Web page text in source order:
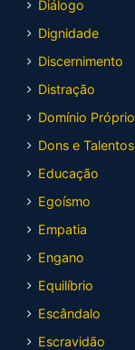
Diálogo
Dignidade
Discernimento
Distração
Domínio Próprio
Dons e Talentos
Educação
Egoísmo
Empatia
Engano
Equilíbrio
Escândalo
Escravidão